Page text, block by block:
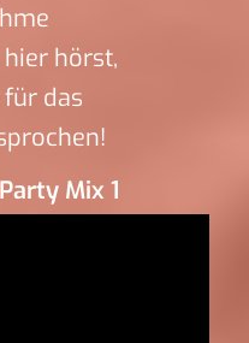
hörst,
das
Mix 1